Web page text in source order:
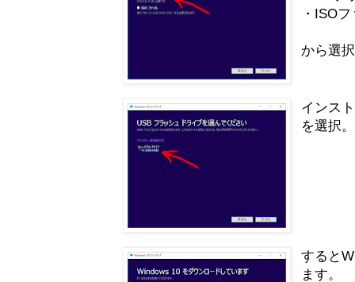
・ISO
から選
インス
を選択。
すると
ます。